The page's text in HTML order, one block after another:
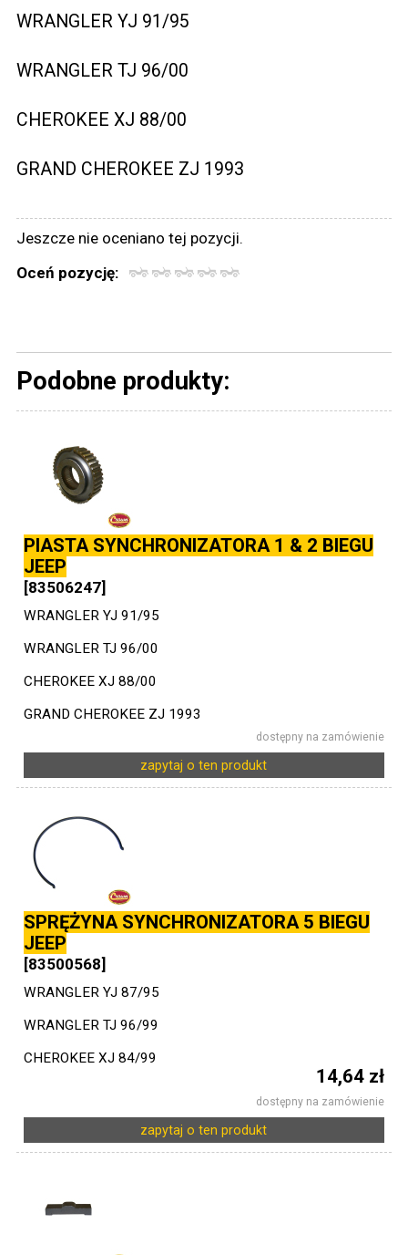
WRANGLER YJ 91/95
WRANGLER TJ 96/00
CHEROKEE XJ 88/00
GRAND CHEROKEE ZJ 1993
Jeszcze nie oceniano tej pozycji.
Oceń pozycję:
Podobne produkty:
PIASTA SYNCHRONIZATORA 1 & 2 BIEGU
JEEP
[83506247]
WRANGLER YJ 91/95
WRANGLER TJ 96/00
CHEROKEE XJ 88/00
GRAND CHEROKEE ZJ 1993
dostępny na zamówienie
zapytaj o ten produkt
SPRĘŻYNA SYNCHRONIZATORA 5 BIEGU
JEEP
[83500568]
WRANGLER YJ 87/95
WRANGLER TJ 96/99
CHEROKEE XJ 84/99
14,64 zł
dostępny na zamówienie
zapytaj o ten produkt